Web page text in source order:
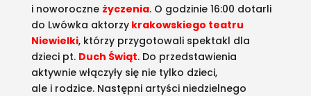
i noworoczne życzenia. O godzinie 16:00 dotarli
do Lwówka aktorzykrakowskiego teatru
Niewielki, którzy przygotowali spektakl dla
dzieci pt. Duch Świąt. Do przedstawienia
aktywnie włączyły się nie tylko dzieci,
ale i rodzice. Następni artyści niedzielnego